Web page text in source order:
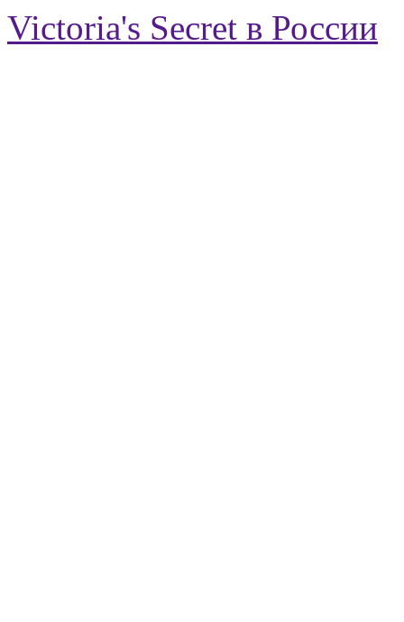
Victoria's Secret в России